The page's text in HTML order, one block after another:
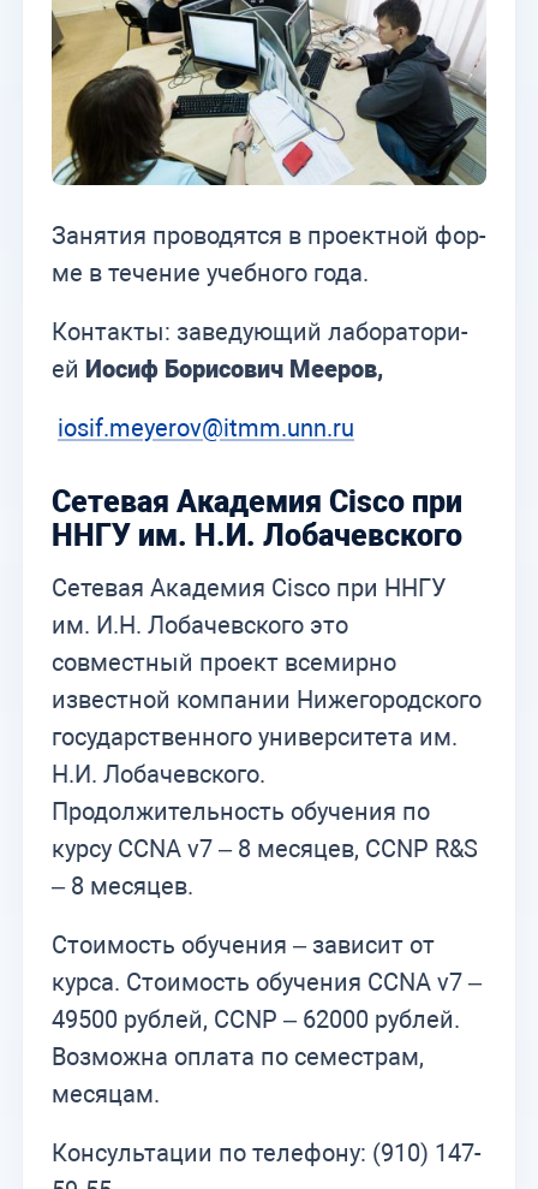
За­ня­тия про­во­дят­ся в про­ект­ной фор­
ме в те­че­ние учеб­но­го года.
Кон­так­ты: за­ве­ду­ю­щий ла­бо­ра­то­ри­
ей Иосиф Бо­ри­со­вич Ме­е­ров,
iosif.meyerov@itmm.unn.ru
Сетевая Академия Cisco при
ННГУ им. Н.И. Лобачевского
Сетевая Академия Cisco при ННГУ
им. И.Н. Лобачевского это
совместный проект всемирно
известной компании Нижегородского
государственного университета им.
Н.И. Лобачевского.
Продолжительность обучения по
курсу CCNA v7 – 8 месяцев, CCNP R&S
– 8 месяцев.
Стоимость обучения – зависит от
курса. Стоимость обучения CCNA v7 –
49500 рублей, CCNP – 62000 рублей.
Возможна оплата по семестрам,
месяцам.
Консультации по телефону: (910) 147-